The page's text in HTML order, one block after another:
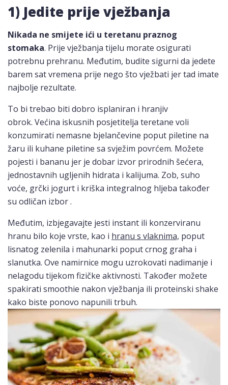
1) Jedite prije vježbanja
Nikada ne smijete ići u teretanu praznog
stomaka. Prije vježbanja tijelu morate osigurati
potrebnu prehranu. Međutim, budite sigurni da jedete
barem sat vremena prije nego što vježbati jer tad imate
najbolje rezultate.
To bi trebao biti dobro isplaniran i hranjiv
obrok. Većina iskusnih posjetitelja teretane voli
konzumirati nemasne bjelančevine poput piletine na
žaru ili kuhane piletine sa svježim povrćem. Možete
pojesti i bananu jer je dobar izvor prirodnih šećera,
jednostavnih ugljenih hidrata i kalijuma. Zob, suho
voće, grčki jogurt i kriška integralnog hljeba također
su odličan izbor .
Međutim, izbjegavajte jesti instant ili konzerviranu
hranu bilo koje vrste, kao i hranu s vlaknima, poput
lisnatog zelenila i mahunarki poput crnog graha i
slanutka. Ove namirnice mogu uzrokovati nadimanje i
nelagodu tijekom fizičke aktivnosti. Također možete
spakirati smoothie nakon vježbanja ili proteinski shake
kako biste ponovo napunili trbuh.